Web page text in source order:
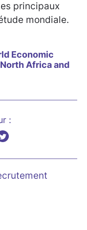
principaux
mondiale.
Economic
Africa and
: